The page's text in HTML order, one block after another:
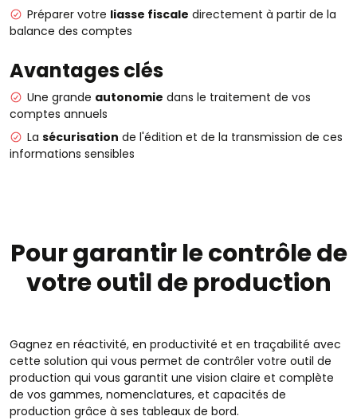
Préparer votre liasse fiscale directement à partir de la
balance des comptes
Avantages clés
Une grande autonomie dans le traitement de vos
comptes annuels
La sécurisation de l'édition et de la transmission de ces
informations sensibles
Pour garantir le contrôle de
votre outil de production
Gagnez en réactivité, en productivité et en traçabilité avec
cette solution qui vous permet de contrôler votre outil de
production qui vous garantit une vision claire et complète
de vos gammes, nomenclatures, et capacités de
production grâce à ses tableaux de bord.